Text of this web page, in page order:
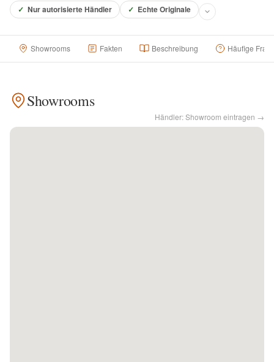
Objekte
Für Händler
✓ Nur autorisierte Händler ✓ Echte Originale
Showrooms Fakten Beschreibung Häufige
Showrooms
Händler: Showroom eintragen →